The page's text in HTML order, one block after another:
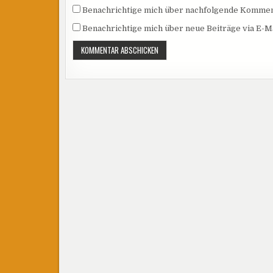
Benachrichtige mich über nachfolgende
Benachrichtige mich über neue Beiträge via E-